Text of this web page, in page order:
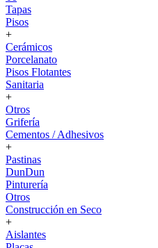
Tapas
Pisos
+
Cerámicos
Porcelanato
Pisos Flotantes
Sanitaria
+
Otros
Grifería
Cementos / Adhesivos
+
Pastinas
DunDun
Pinturería
Otros
Construcción en Seco
+
Aislantes